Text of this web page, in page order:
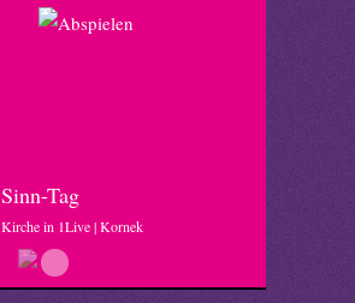
Sinn-Tag
Kirche in 1Live | Kornek